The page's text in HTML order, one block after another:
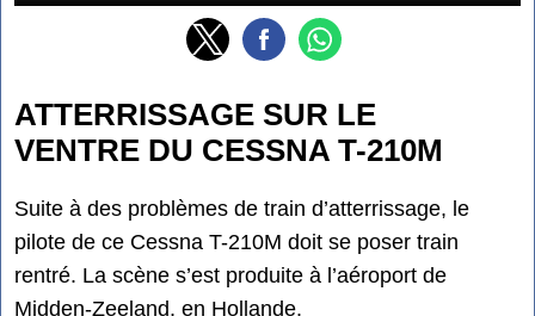
ATTERRISSAGE SUR LE
VENTRE DU CESSNA T-210M
Suite à des problèmes de train d’atterrissage, le
pilote de ce Cessna T-210M doit se poser train
rentré. La scène s’est produite à l’aéroport de
Midden-Zeeland, en Hollande.